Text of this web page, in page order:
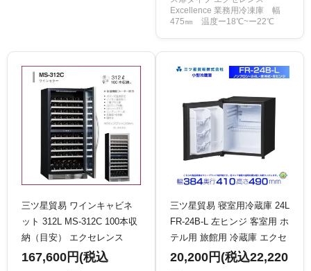
Excellence 業務用冷凍庫 幅
475㎜ 温度ー18℃~ー22℃
三ツ星貿易 ワインキャビネ
ット 312L MS-312C 100本収
納（目安） エクセレンス
Excellence
167,600円(税込
三ツ星貿易 寝室用冷蔵庫 24L
FR-24B-L 左ヒンジ 客室用 ホ
テル用 旅館用 冷蔵庫 エクセ
レンス Excellence
20,200円(税込22,220